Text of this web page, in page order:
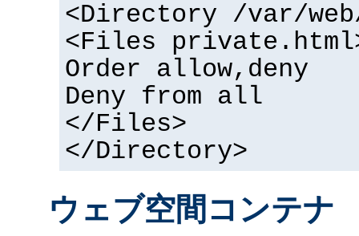
<Directory /var/
<Files
Order allow,deny
Deny from all
</Files>
</Directory>
ウェブ空間コンテナ